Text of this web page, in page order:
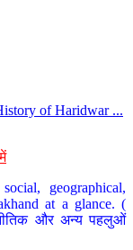
of Haridwar ...
geographical,
at a glance. (
और अन्य पहलुओं